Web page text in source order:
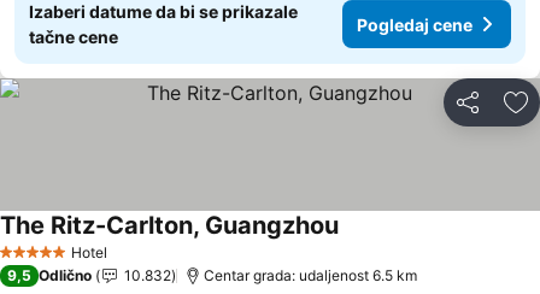
Izaberi datume da bi se prikazale
tačne cene
Pogledaj cene
Deli
5 ZvezdiceHotel
The Ritz-Carlton, GuangzhouPogledaj cene
9,5 Odlično 10.832 Centar grada: udaljenost 6.5 km